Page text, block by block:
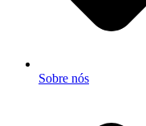
Sobre nós